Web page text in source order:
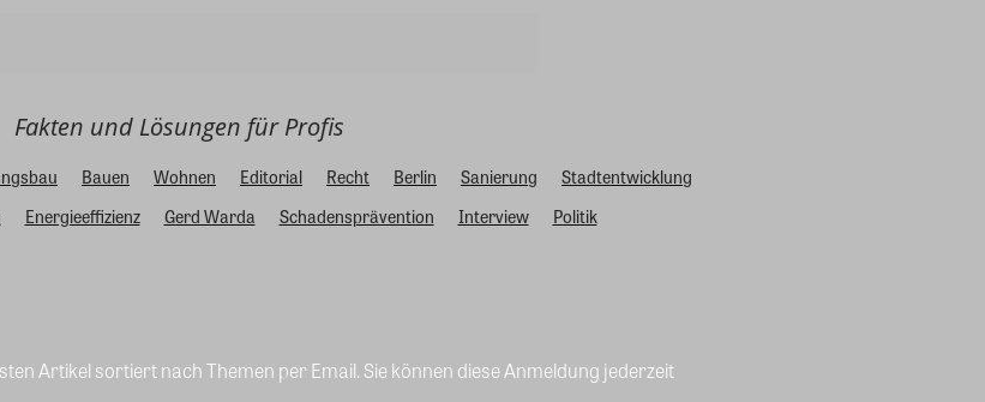
Fakten und Lösungen für Profis
Bauen Wohnen Editorial Recht Berlin Sanierung
Stadtentwicklung
Energieeffizienz Gerd Warda Schadensprävention Interview Politik
Artikel sortiert nach Themen per Email. Sie können diese Anmeldung jederzeit